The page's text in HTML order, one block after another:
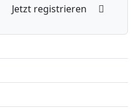
Jetzt registrieren